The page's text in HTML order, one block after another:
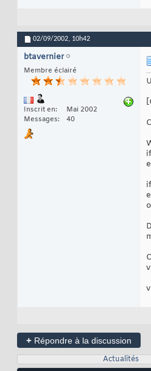
02/09/2002, 10h42
btavernier
Membre éclairé
Inscrit en
Mai 2002
Messages
40
+ Répondre à la discussion
Actualités